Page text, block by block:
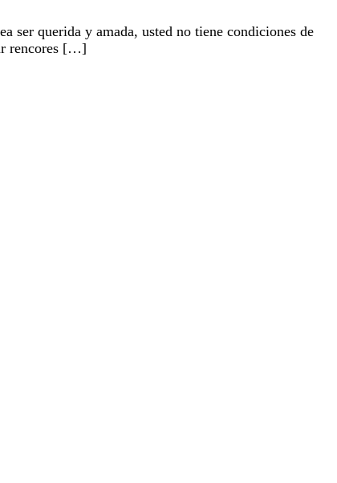
ser querida y amada, usted no tiene condiciones de
rencores […]